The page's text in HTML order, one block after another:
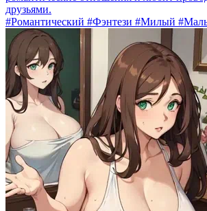
друзьями.
#Романтический #Фэнтези #Милый